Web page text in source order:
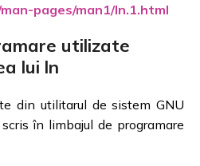
pages/man1/ln.1.html
utilizate
lui ln
din utilitarul de sistem GNU
în limbajul de programare